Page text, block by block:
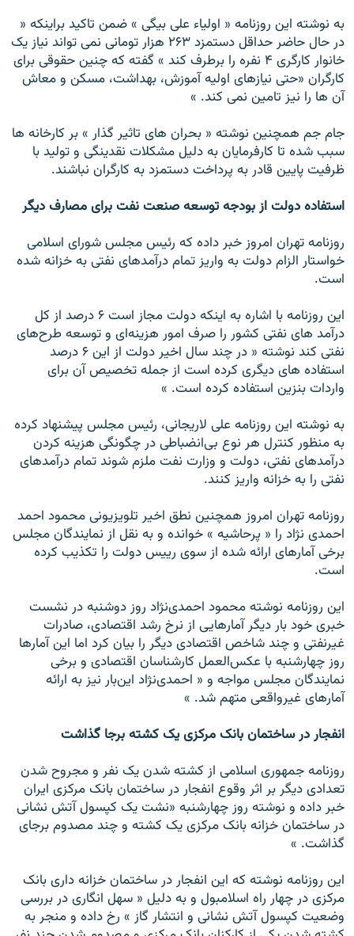
به نوشته اين روزنامه « اولياء علی بيگی » ضمن تاکيد براينکه «
در حال حاضر حداقل دستمزد ۲۶۳ هزار تومانی نمی تواند نياز يک
خانوار کارگری ۴ نفره را برطرف کند » گفته که چنين حقوقی برای
کارگران «حتی نيازهای اوليه آموزش، بهداشت، مسکن و معاش
آن ها را نيز تامين نمی کند. »
جام جم همچنين نوشته « بحران های تاثير گذار » بر کارخانه ها
سبب شده تا کارفرمايان به دليل مشکلات نقدينگی و توليد با
ظرفيت پايين قادر به پرداخت دستمزد به کارگران نباشند.
استفاده دولت از بودجه توسعه صنعت نفت برای مصارف ديگر
روزنامه تهران امروز خبر داده که رئيس مجلس شورای اسلامی
خواستار الزام دولت به واريز تمام درآمدهای نفتی به خزانه شده
است.
اين روزنامه با اشاره به اينکه دولت مجاز است ۶ درصد از کل
درآمد های نفتی کشور را صرف امور هزينه‌ای و توسعه طرح‌های
نفتی کند نوشته « در چند سال اخير دولت از اين ۶ درصد
استفاده های ديگری کرده است از جمله تخصيص آن برای
واردات بنزين استفاده کرده است. »
به نوشته اين روزنامه علی لاريجانی، رئيس مجلس پيشنهاد کرده
به منظور کنترل هر نوع بی‌انضباطی در چگونگی هزينه کردن
درآمدهای نفتی، دولت و وزارت نفت ملزم شوند تمام درآمدهای
نفتی را به خزانه واريز کنند.
روزنامه تهران امروز همچنين نطق اخير تلويزيونی محمود احمد
احمدی نژاد را « پرحاشيه » خوانده و به نقل از نمايندگان مجلس
برخی آمارهای ارائه شده از سوی رييس دولت را تکذيب کرده
است.
اين روزنامه نوشته محمود احمدی‌نژاد روز دوشنبه در نشست
خبری خود بار ديگر آمارهايی از نرخ رشد اقتصادی، صادرات
غيرنفتی و چند شاخص اقتصادی ديگر را بيان کرد اما اين آمارها
روز چهارشنبه با عکس‌العمل کارشناسان اقتصادی و برخی
نمايندگان مجلس مواجه و « احمدی‌نژاد اين‌بار نيز به ارائه
آمارهای غيرواقعی متهم شد. »
انفجار در ساختمان بانک مرکزی يک کشته برجا گذاشت
روزنامه جمهوری اسلامی از کشته شدن يک نفر و مجروح شدن
تعدادی ديگر بر اثر وقوع انفجار در ساختمان بانک مرکزی ايران
خبر داده و نوشته روز چهارشنبه «نشت يک کپسول آتش نشانی
در ساختمان خزانه بانک مرکزی يک کشته و چند مصدوم برجای
گذاشت. »
اين روزنامه نوشته که اين انفجار در ساختمان خزانه داری بانک
مرکزی در چهار راه اسلامبول و به دليل « سهل انگاری در بررسی
وضعيت کپسول آتش نشانی و انتشار گاز » رخ داده و منجر به